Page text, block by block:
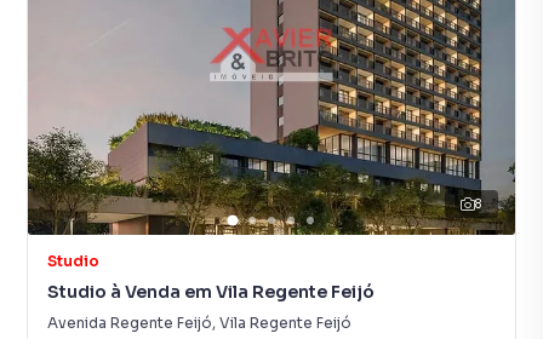
8
Studio
Studio à Venda em Vila Regente Feijó
Avenida Regente Feijó, Vila Regente Feijó